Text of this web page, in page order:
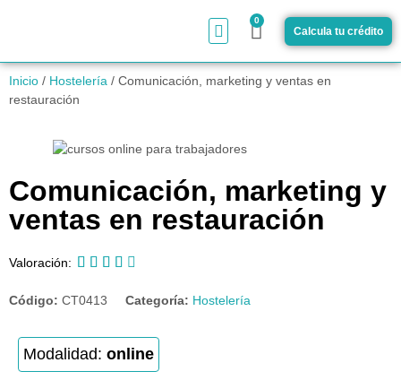
0
Calcula tu crédito
Inicio / Hostelería / Comunicación, marketing y ventas en
restauración
Comunicación, marketing y
ventas en restauración
Valoración:     
Código: CT0413 Categoría: Hostelería
Modalidad: online